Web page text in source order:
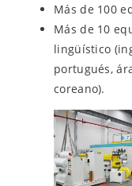
Más de 100
Más de 10
lingüístico
portugués,
coreano).